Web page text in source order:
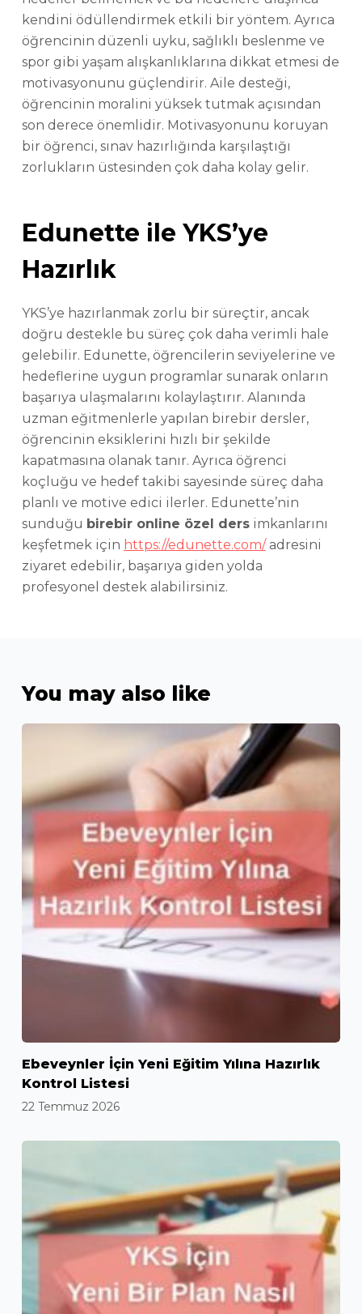
kendini ödüllendirmek etkili bir yöntem. Ayrıca
öğrencinin düzenli uyku, sağlıklı beslenme ve
spor gibi yaşam alışkanlıklarına dikkat etmesi de
motivasyonunu güçlendirir. Aile desteği,
öğrencinin moralini yüksek tutmak açısından
son derece önemlidir. Motivasyonunu koruyan
bir öğrenci, sınav hazırlığında karşılaştığı
zorlukların üstesinden çok daha kolay gelir.
Edunette ile YKS’ye
Hazırlık
YKS’ye hazırlanmak zorlu bir süreçtir, ancak
doğru destekle bu süreç çok daha verimli hale
gelebilir. Edunette, öğrencilerin seviyelerine ve
hedeflerine uygun programlar sunarak onların
başarıya ulaşmalarını kolaylaştırır. Alanında
uzman eğitmenlerle yapılan birebir dersler,
öğrencinin eksiklerini hızlı bir şekilde
kapatmasına olanak tanır. Ayrıca öğrenci
koçluğu ve hedef takibi sayesinde süreç daha
planlı ve motive edici ilerler. Edunette’nin
sunduğu birebir online özel dersimkanlarını
keşfetmek için https://edunette.com/adresini
ziyaret edebilir, başarıya giden yolda
profesyonel destek alabilirsiniz.
You may also like
Ebeveynler İçin Yeni Eğitim Yılına Hazırlık
Kontrol Listesi
22 Temmuz 2026